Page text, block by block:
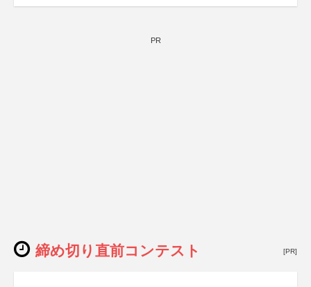
PR
締め切り直前コンテスト [PR]